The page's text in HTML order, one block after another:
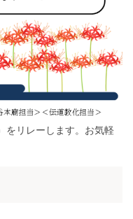
をリレーします。お気軽